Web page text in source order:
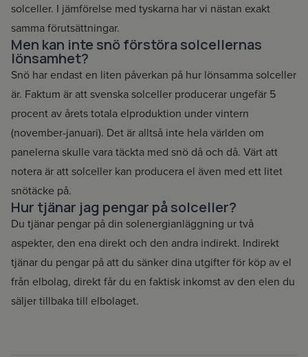
Lantbrukare
solceller. I jämförelse med tyskarna har vi nästan exakt
samma förutsättningar.
Men kan inte snö förstöra solcellernas
lönsamhet?
Snö har endast en liten påverkan på hur lönsamma solceller
är. Faktum är att svenska solceller producerar ungefär 5
procent av årets totala elproduktion under vintern
(november-januari). Det är alltså inte hela världen om
panelerna skulle vara täckta med snö då och då. Värt att
notera är att solceller kan producera el även med ett litet
snötäcke på.
Hur tjänar jag pengar på solceller?
Du tjänar pengar på din solenergianläggning ur två
aspekter, den ena direkt och den andra indirekt. Indirekt
tjänar du pengar på att du sänker dina utgifter för köp av el
från elbolag, direkt får du en faktisk inkomst av den elen du
säljer tillbaka till elbolaget.